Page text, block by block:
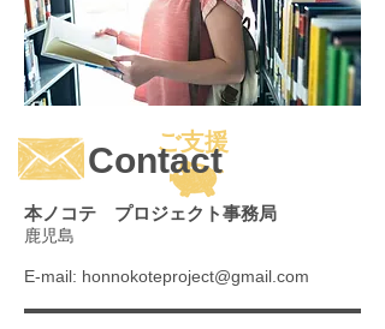
ご支援
Contact
本ノコテ プロジェクト事務局
鹿児島
E-mail: honnokoteproject@gmail.com